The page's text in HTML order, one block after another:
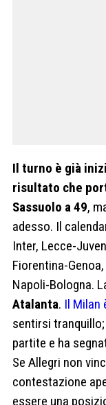
Il turno è già
risultato che
Sassuolo a 49,
adesso. Il
Inter, Lecce-
Fiorentina-
Napoli-Bologna.
Atalanta. Il Milan
sentirsi
partite e ha
Se Allegri non
contestazione
essere una